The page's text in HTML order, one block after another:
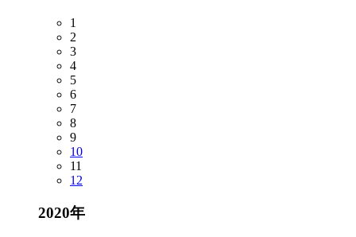
1
2
3
4
5
6
7
8
9
10
11
12
2020年